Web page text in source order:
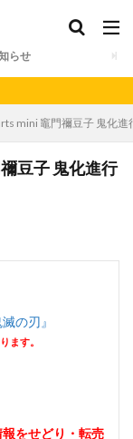
らせ
mini 竈門禰豆子 鬼化
豆子 鬼化進行
の刃』
ます。
をせどり・転売